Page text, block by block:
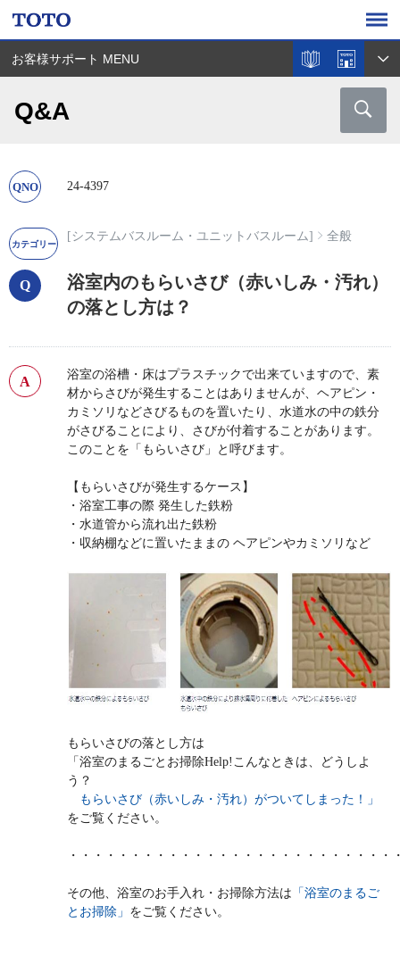
お客様サポート MENU
Q&A
24-4397
[システムバスルーム・ユニットバスルーム] 全般
浴室内のもらいさび（赤いしみ・汚れ）
の落とし方は？
浴室の浴槽・床はプラスチックで出来ていますので、素
材からさびが発生することはありませんが、ヘアピン・
カミソリなどさびるものを置いたり、水道水の中の鉄分
がさびることにより、さびが付着することがあります。
このことを「もらいさび」と呼びます。
【もらいさびが発生するケース】
・浴室工事の際 発生した鉄粉
・水道管から流れ出た鉄粉
・収納棚などに置いたままの ヘアピンやカミソリなど
もらいさびの落とし方は
「浴室のまるごとお掃除Help!こんなときは、どうしよ
う？
もらいさび（赤いしみ・汚れ）がついてしまった！」
をご覧ください。
・・・・・・・・・・・・・・・・・・・・・・・・・
その他、浴室のお手入れ・お掃除方法は 「浴室のまるご
とお掃除」 をご覧ください。